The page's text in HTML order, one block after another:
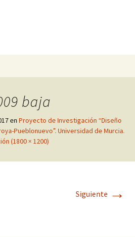
baja
en Proyecto de Investigación “Diseño
Pueblonuevo”. Universidad de Murcia.
(1800 × 1200)
Siguiente →